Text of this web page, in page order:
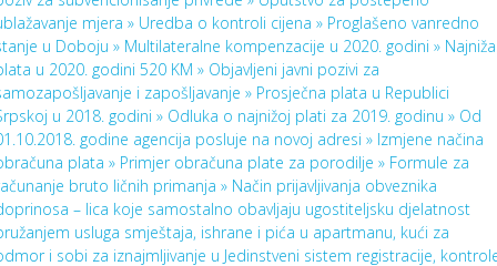
mjera » Uredba o kontroli cijena » Proglašeno vanredno
u Doboju » Multilateralne kompenzacije u 2020. godini » Najniža
u 2020. godini 520 KM » Objavljeni javni pozivi za
i zapošljavanje » Prosječna plata u Republici
u 2018. godini » Odluka o najnižoj plati za 2019. godinu » Od
godine agencija posluje na novoj adresi » Izmjene načina
plata » Primjer obračuna plate za porodilje » Formule za
bruto ličnih primanja » Način prijavljivanja obveznika
– lica koje samostalno obavljaju ugostiteljsku djelatnost
usluga smještaja, ishrane i pića u apartmanu, kući za
i sobi za iznajmljivanje u Jedinstveni sistem registracije,